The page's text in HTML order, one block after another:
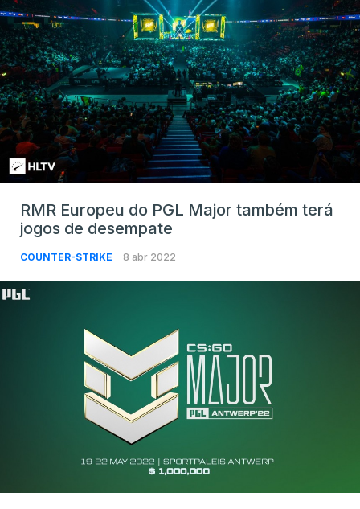
RMR Europeu do PGL Major também terá
jogos de desempate
COUNTER-STRIKE 8 abr 2022